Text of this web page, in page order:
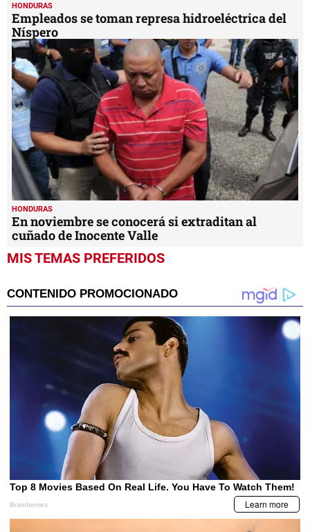
HONDURAS
Empleados se toman represa hidroeléctrica del
Níspero
HONDURAS
En noviembre se conocerá si extraditan al
cuñado de Inocente Valle
MIS TEMAS PREFERIDOS